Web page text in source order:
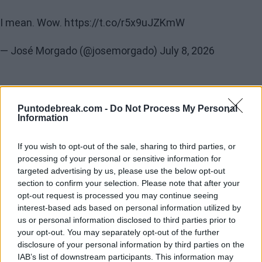
Puntodebreak.com - Do Not Process My Personal
Information
If you wish to opt-out of the sale, sharing to third parties, or
processing of your personal or sensitive information for
targeted advertising by us, please use the below opt-out
section to confirm your selection. Please note that after your
opt-out request is processed you may continue seeing
interest-based ads based on personal information utilized by
us or personal information disclosed to third parties prior to
your opt-out. You may separately opt-out of the further
disclosure of your personal information by third parties on the
IAB’s list of downstream participants. This information may
I mean. Wow. https://t.co/r5x9uJZKmW
— José Morgado (@josemorgado) July 8, 2026
Fery llegó
al torneo fuera del top 100, y si jugó el cuadro final es
poner en perspectiva, el último tenista que llegó a
semifinales de Wimbledon recibiendo una wildcard fue
Goran Ivanisevic en 2001, y acabó ganando el torneo.
Para que eso suceda, Arthur tendría que vencer a
Alexander Zverev y a Jannik Sinner o Novak Djokovic,
aunque ahora toca disfrutar el momento.